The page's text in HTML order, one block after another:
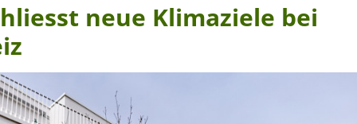
neue Klimaziele bei